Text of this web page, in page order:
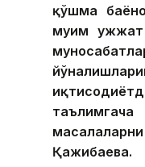
қўшма
муҳим
Қажибаева.